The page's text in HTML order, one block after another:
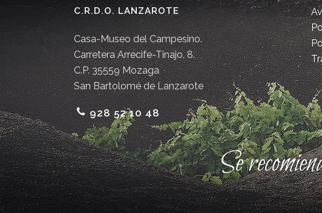
C.R.D.O. LANZAROTE
Casa-Museo del Campesino.
Carretera Arrecife-Tinajo, 8.
C.P. 35559 Mozaga
San Bartolomé de Lanzarote
928 52 10 48
Se